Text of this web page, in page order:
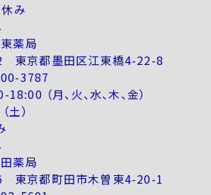
み
薬局
東京都墨田区江東橋4-22-8
3787
（月、火、水、木、金）
）
薬局
東京都町田市木曽東4-20-1